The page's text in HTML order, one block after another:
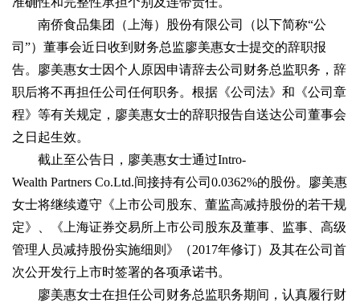
南侨食品集团（上海）股份有限公司（以下简称“公
司”）董事会近日收到财务总监廖美惠女士提交的辞职报
告。廖美惠女士因个人原因申请辞去公司财务总监职务，辞
职后将不再担任公司任何职务。根据《公司法》和《公司章
程》等有关规定，廖美惠女士的辞职报告自送达公司董事会
之日起生效。
截止至公告日，廖美惠女士通过Intro-
Wealth Partners Co.Ltd.间接持有公司0.0362%的股份。廖美惠
女士将继续遵守《上市公司股东、董监高减持股份的若干规
定》、《上海证券交易所上市公司股东及董事、监事、高级
管理人员减持股份实施细则》（2017年修订）及其在公司首
次公开发行上市时签署的各项承诺书。
廖美惠女士在担任公司财务总监职务期间，认真履行财